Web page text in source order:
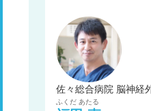
佐々総合病院 脳神経
ふくだ あたる